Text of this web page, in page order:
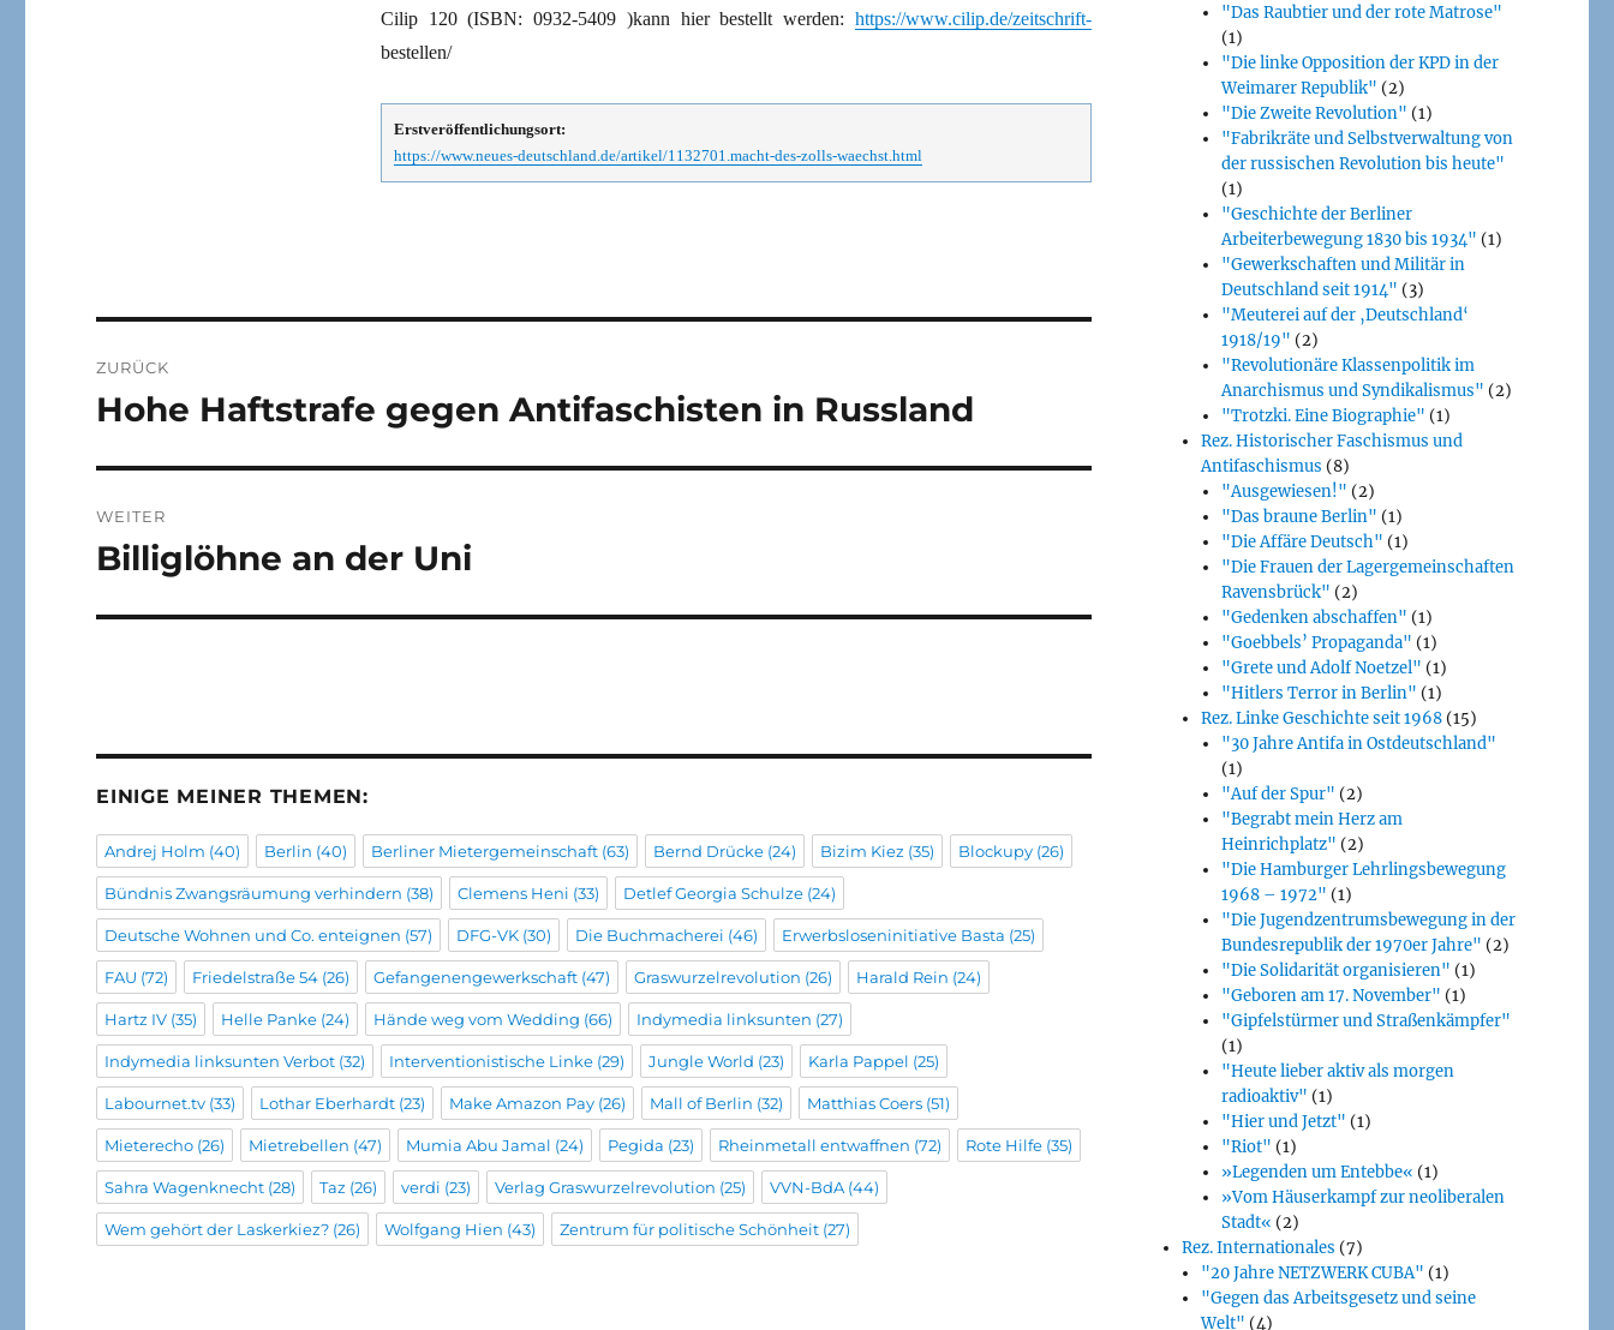
Cilip 120 (ISBN: 0932-5409 )kann hier bestellt werden: https://www.cilip.de/zeitschrift-
bestellen/
Erstveröffentlichungsort:
https://www.neues-deutschland.de/artikel/1132701.macht-des-zolls-waechst.html
ZURÜCK
Vorheriger
Hohe Haftstrafe gegen Antifaschisten in Russland
WEITER
Nächster
Billiglöhne an der Uni
EINIGE MEINER THEMEN:
Andrej Holm (40) Berlin (40) Berliner Mietergemeinschaft (63) Bernd Drücke (24) Bizim Kiez (35) Blockupy (26)
Bündnis Zwangsräumung verhindern (38) Clemens Heni (33) Detlef Georgia Schulze (24)
Deutsche Wohnen und Co. enteignen (57) DFG-VK (30) Die Buchmacherei (46) Erwerbsloseninitiative Basta (25)
FAU (72) Friedelstraße 54 (26) Gefangenengewerkschaft (47) Graswurzelrevolution (26) Harald Rein (24)
Hartz IV (35) Helle Panke (24) Hände weg vom Wedding (66) Indymedia linksunten (27)
Indymedia linksunten Verbot (32) Interventionistische Linke (29) Jungle World (23) Karla Pappel (25)
Labournet.tv (33) Lothar Eberhardt (23) Make Amazon Pay (26) Mall of Berlin (32) Matthias Coers (51)
Mieterecho (26) Mietrebellen (47) Mumia Abu Jamal (24) Pegida (23) Rheinmetall entwaffnen (72) Rote Hilfe (35)
Sahra Wagenknecht (28) Taz (26) verdi (23) Verlag Graswurzelrevolution (25) VVN-BdA (44)
Wem gehört der Laskerkiez? (26) Wolfgang Hien (43) Zentrum für politische Schönheit (27)
"Das Raubtier und der rote Matrose"
(1)
"Die linke Opposition der KPD in der
Weimarer Republik" (2)
"Die Zweite Revolution" (1)
"Fabrikräte und Selbstverwaltung von
der russischen Revolution bis heute"
(1)
"Geschichte der Berliner
Arbeiterbewegung 1830 bis 1934" (1)
"Gewerkschaften und Militär in
Deutschland seit 1914" (3)
"Meuterei auf der ‚Deutschland‘
1918/19" (2)
"Revolutionäre Klassenpolitik im
Anarchismus und Syndikalismus" (2)
"Trotzki. Eine Biographie" (1)
Rez. Historischer Faschismus und
Antifaschismus (8)
"Ausgewiesen!" (2)
"Das braune Berlin" (1)
"Die Affäre Deutsch" (1)
"Die Frauen der Lagergemeinschaften
Ravensbrück" (2)
"Gedenken abschaffen" (1)
"Goebbels’ Propaganda" (1)
"Grete und Adolf Noetzel" (1)
"Hitlers Terror in Berlin" (1)
Rez. Linke Geschichte seit 1968 (15)
"30 Jahre Antifa in Ostdeutschland"
(1)
"Auf der Spur" (2)
"Begrabt mein Herz am
Heinrichplatz" (2)
"Die Hamburger Lehrlingsbewegung
1968 – 1972" (1)
"Die Jugendzentrumsbewegung in der
Bundesrepublik der 1970er Jahre" (2)
"Die Solidarität organisieren" (1)
"Geboren am 17. November" (1)
"Gipfelstürmer und Straßenkämpfer"
(1)
"Heute lieber aktiv als morgen
radioaktiv" (1)
"Hier und Jetzt" (1)
"Riot" (1)
»Legenden um Entebbe« (1)
»Vom Häuserkampf zur neoliberalen
Stadt« (2)
Rez. Internationales (7)
"20 Jahre NETZWERK CUBA" (1)
"Gegen das Arbeitsgesetz und seine
Welt" (4)